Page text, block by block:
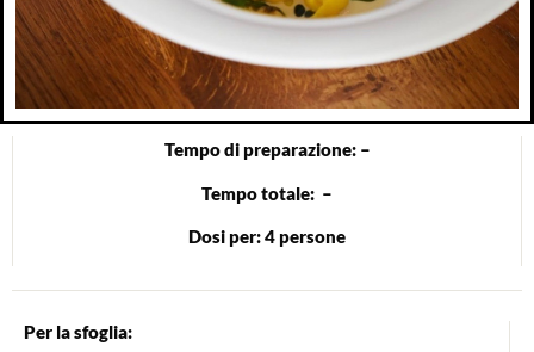
Tempo di preparazione: –
Tempo totale: –
Dosi per: 4 persone
Per la sfoglia: